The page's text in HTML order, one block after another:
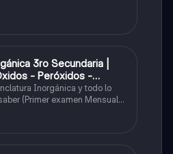
3ro Secundaria |
- Peróxidos -
Inorgánica y todo lo
(Primer examen Mensual